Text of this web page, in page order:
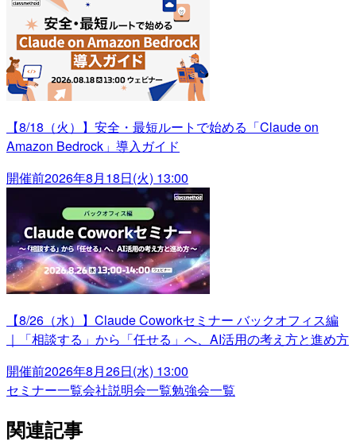
【8/18（火）】安全・最短ルートで始める「Claude on
Amazon Bedrock」導入ガイド
開催前2026年8月18日(火) 13:00
【8/26（水）】Claude Coworkセミナー バックオフィス編
｜「相談する」から「任せる」へ、AI活用の考え方と進め方
開催前2026年8月26日(水) 13:00
セミナー一覧会社説明会一覧勉強会一覧
関連記事